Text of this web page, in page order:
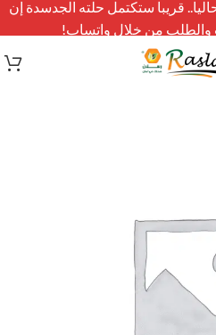
قريبا ستكتمل حلته الجدسدة إن
والطلب من خلال واتساب!